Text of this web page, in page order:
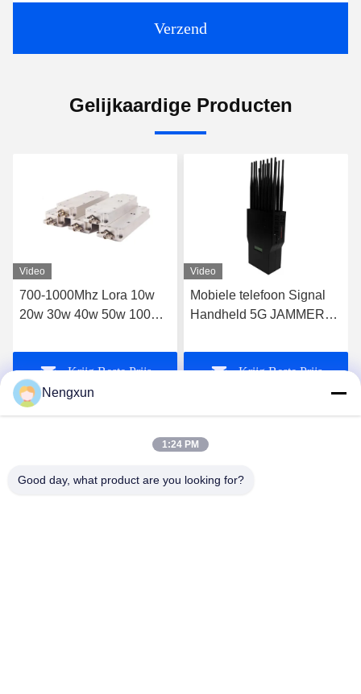
Verzend
Gelijkaardige Producten
Video
700-1000Mhz Lora 10w
20w 30w 40w 50w 100w
VCO Noise Source
Module UAV Suppressing
System
Krijg Beste Prijs
Video
Mobiele telefoon Signal
Handheld 5G JAMMER
Wifi Jammer GPS Lojack
Jammer 3,0 uur Batterij
Krijg Beste Prijs
Nengxun Communication Technology Co.,Ltd.
Nengxun
1:24 PM
Good day, what product are you looking for?